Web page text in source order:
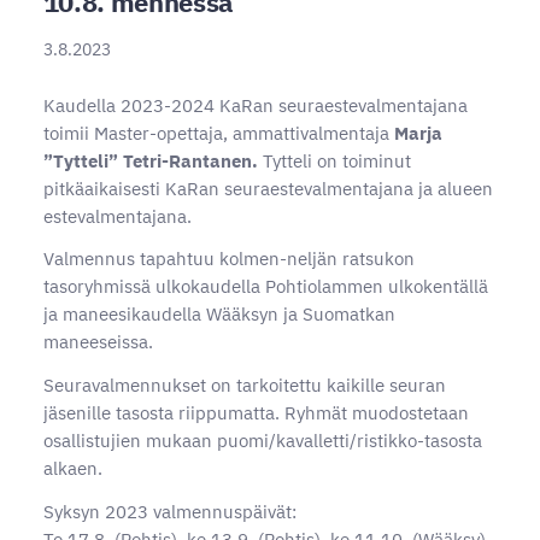
3.8.2023
Kaudella 2023-2024 KaRan seuraestevalmentajana
toimii Master-opettaja, ammattivalmentaja Marja
”Tytteli” Tetri-Rantanen. Tytteli on toiminut
pitkäaikaisesti KaRan seuraestevalmentajana ja alueen
estevalmentajana.
Valmennus tapahtuu kolmen-neljän ratsukon
tasoryhmissä ulkokaudella Pohtiolammen ulkokentällä
ja maneesikaudella Wääksyn ja Suomatkan
maneeseissa.
Seuravalmennukset on tarkoitettu kaikille seuran
jäsenille tasosta riippumatta. Ryhmät muodostetaan
osallistujien mukaan puomi/kavalletti/ristikko-tasosta
alkaen.
Syksyn 2023 valmennuspäivät: